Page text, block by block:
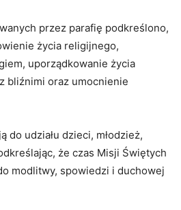
przez parafię podkreślono,
życia religijnego,
uporządkowanie życia
bliźnimi oraz umocnienie
do udziału dzieci, młodzież,
że czas Misji Świętych
modlitwy, spowiedzi i duchowej